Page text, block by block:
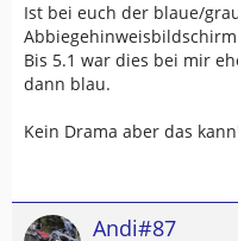
Ist bei euch der blaue/
Bis 5.1 war dies bei mir
dann blau.
Kein Drama aber das
Andi#87